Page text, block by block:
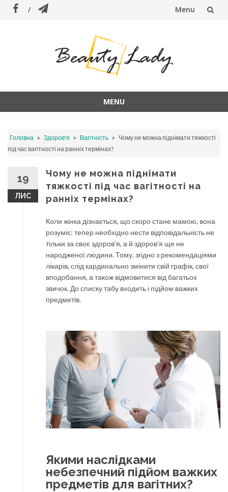
Menu
MENU
content
Головна » Здоров'я » Вагітність » Чому не можна піднімати тяжкості
під час вагітності на ранніх термінах?
19
ЛИС
Чому не можна піднімати
тяжкості під час вагітності на
ранніх термінах?
Коли жінка дізнається, що скоро стане мамою, вона
розуміє: тепер необхідно нести відповідальність не
тільки за своє здоров’я, а й здоров’я ще не
народженої людини. Тому, згідно з рекомендаціями
лікарів, слід кардинально змінити свій графік, свої
вподобання, а також відмовитися від багатьох
звичок. До списку табу входить і підйом важких
предметів.
Якими наслідками
небезпечний підйом важких
предметів для вагітних?